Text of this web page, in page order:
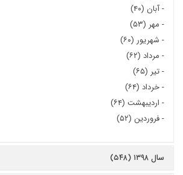
-آبان (۴۰)
- مهر (۵۳)
- شهریور (۶۰)
- مرداد (۶۲)
-تیر (۶۵)
-خرداد (۶۴)
- اردیبهشت (۶۴)
-فروردین (۵۲)
سال ۱۳۹۸ (۵۴۸)